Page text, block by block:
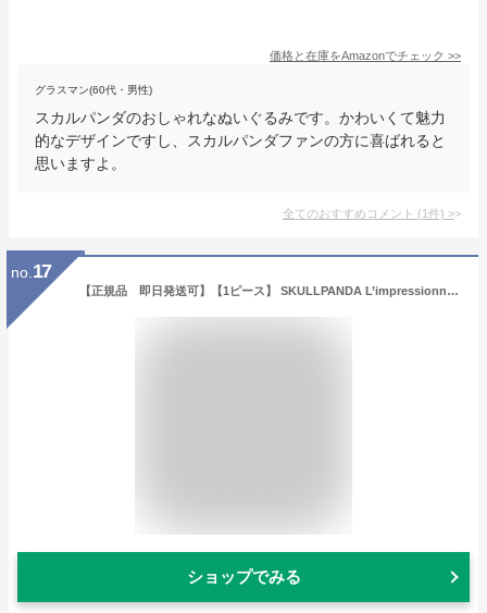
価格と在庫をAmazonでチェック >>
グラスマン(60代・男性)
スカルパンダのおしゃれなぬいぐるみです。かわいくて魅力
的なデザインですし、スカルパンダファンの方に喜ばれると
思いますよ。
全てのおすすめコメント (1件) >
no. 17
【正規品 即日発送可】【1ピース】 SKULLPANDA L’impressionnisme シリーズ ぬいぐるみ ペンダント POP MART ポップマート フィギュア スカルパンダ インプレッショニズムシリーズ チャーム ラブブ 印象派
ショップでみる